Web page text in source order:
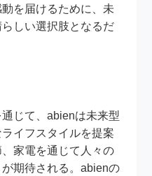
を届けるために、未
しい選択肢となるだ
じて、abienは未来型
イフスタイルを提案
家電を通じて人々の
期待される。abienの